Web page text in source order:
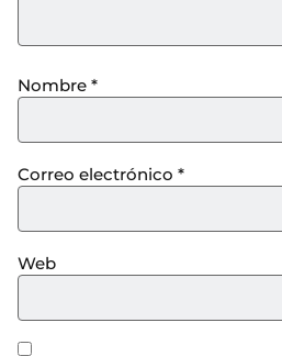
Nombre *
Correo electrónico *
Web